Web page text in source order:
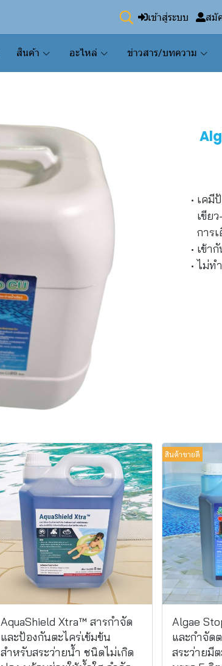
เข้าสู่ระบบ สมั
สินค้า อะไหล่ ข่าวสาร/บทความ
เคมี
เขีย
การ
เข้า
ไม่ท
AquaShield Xtra™ สารกำจัด
และป้องกันตะไคร่เข้มข้น
สำหรับสระว่ายน้ำ ชนิดไม่เกิด
สินค้าขายดี
Algae
และกำจัด
สระว่ายมี